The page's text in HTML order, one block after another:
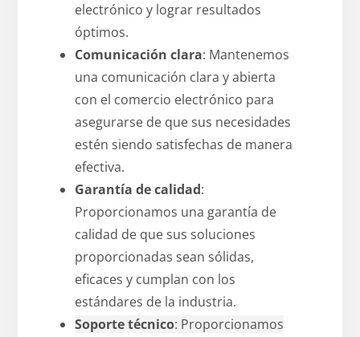
electrónico y lograr resultados
óptimos.
Comunicación clara: Mantenemos
una comunicación clara y abierta
con el comercio electrónico para
asegurarse de que sus necesidades
estén siendo satisfechas de manera
efectiva.
Garantía de calidad:
Proporcionamos una garantía de
calidad de que sus soluciones
proporcionadas sean sólidas,
eficaces y cumplan con los
estándares de la industria.
Soporte técnico: Proporcionamos